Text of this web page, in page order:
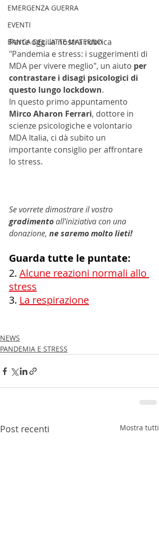
EMERGENZA GUERRA
EVENTI
BANCA DEL LATTE MATERNO
Parte oggi la nostra rubrica
"Pandemia e stress: i suggerimenti di
MDA per vivere meglio", un aiuto per
contrastare i disagi psicologici di
questo lungo lockdown.
In questo primo appuntamento
Mirco Aharon Ferrari, dottore in
scienze psicologiche e volontario
MDA Italia, ci dà subito un
importante consiglio per affrontare
lo stress.
Se vorrete dimostrare il vostro
gradimento all’iniziativa con una
donazione, ne saremo molto lieti!
Guarda tutte le puntate:
2. Alcune reazioni normali allo
stress
3. La respirazione
NEWS
PANDEMIA E STRESS
Post recenti Mostra tutti